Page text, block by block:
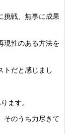
挑戦、無事に成果
現性のある方法を
トだと感じまし
ます。
そのうち力尽きて